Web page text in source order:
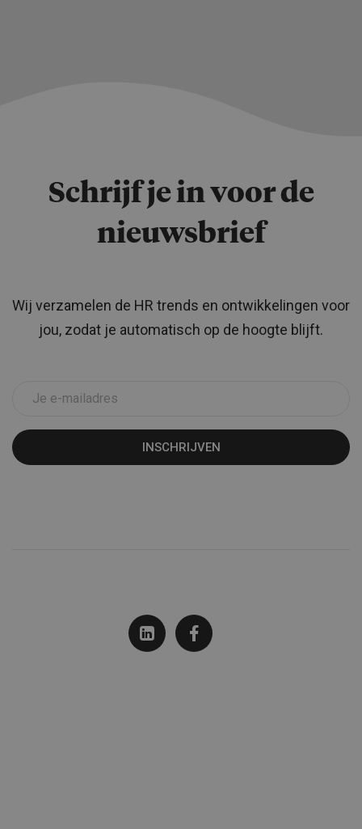
Schrijf je in voor de
nieuwsbrief
Wij verzamelen de HR trends en ontwikkelingen voor
jou, zodat je automatisch op de hoogte blijft.